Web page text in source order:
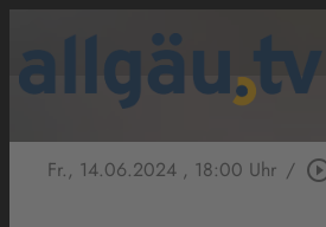
Fr., 14.06.2024 , 18:00 Uhr /